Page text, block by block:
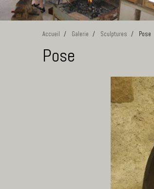
Accueil Galerie Sculptures Pose
Pose